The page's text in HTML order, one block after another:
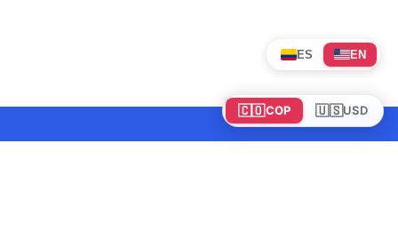
🇨🇴COP 🇺🇸USD
ES EN